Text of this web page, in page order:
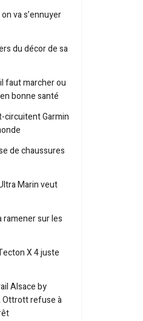
va s’ennuyer
du décor de sa
faut marcher ou
bonne santé
circuitent Garmin
de chaussures
Marin veut
ramener sur les
X 4 juste
Alsace by
Ottrott refuse à